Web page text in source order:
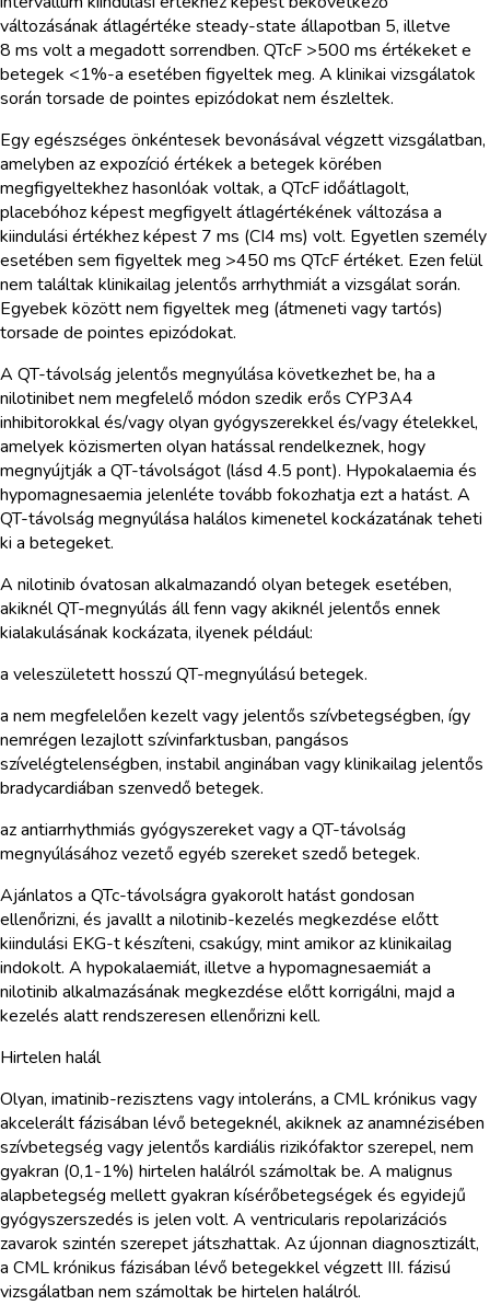
változásának átlagértéke steady-state állapotban 5, illetve
8 ms volt a megadott sorrendben. QTcF >500 ms értékeket e
betegek <1%-a esetében figyeltek meg. A klinikai vizsgálatok
során torsade de pointes epizódokat nem észleltek.
Egy egészséges önkéntesek bevonásával végzett vizsgálatban,
amelyben az expozíció értékek a betegek körében
megfigyeltekhez hasonlóak voltak, a QTcF időátlagolt,
placebóhoz képest megfigyelt átlagértékének változása a
kiindulási értékhez képest 7 ms (CI4 ms) volt. Egyetlen személy
esetében sem figyeltek meg >450 ms QTcF értéket. Ezen felül
nem találtak klinikailag jelentős arrhythmiát a vizsgálat során.
Egyebek között nem figyeltek meg (átmeneti vagy tartós)
torsade de pointes epizódokat.
A QT-távolság jelentős megnyúlása következhet be, ha a
nilotinibet nem megfelelő módon szedik erős CYP3A4
inhibitorokkal és/vagy olyan gyógyszerekkel és/vagy ételekkel,
amelyek közismerten olyan hatással rendelkeznek, hogy
megnyújtják a QT-távolságot (lásd 4.5 pont). Hypokalaemia és
hypomagnesaemia jelenléte tovább fokozhatja ezt a hatást. A
QT-távolság megnyúlása halálos kimenetel kockázatának teheti
ki a betegeket.
A nilotinib óvatosan alkalmazandó olyan betegek esetében,
akiknél QT-megnyúlás áll fenn vagy akiknél jelentős ennek
kialakulásának kockázata, ilyenek például:
a veleszületett hosszú QT-megnyúlású betegek.
a nem megfelelően kezelt vagy jelentős szívbetegségben, így
nemrégen lezajlott szívinfarktusban, pangásos
szívelégtelenségben, instabil anginában vagy klinikailag jelentős
bradycardiában szenvedő betegek.
az antiarrhythmiás gyógyszereket vagy a QT-távolság
megnyúlásához vezető egyéb szereket szedő betegek.
Ajánlatos a QTc-távolságra gyakorolt hatást gondosan
ellenőrizni, és javallt a nilotinib-kezelés megkezdése előtt
kiindulási EKG-t készíteni, csakúgy, mint amikor az klinikailag
indokolt. A hypokalaemiát, illetve a hypomagnesaemiát a
nilotinib alkalmazásának megkezdése előtt korrigálni, majd a
kezelés alatt rendszeresen ellenőrizni kell.
Hirtelen halál
Olyan, imatinib-rezisztens vagy intoleráns, a CML krónikus vagy
akcelerált fázisában lévő betegeknél, akiknek az anamnézisében
szívbetegség vagy jelentős kardiális rizikófaktor szerepel, nem
gyakran (0,1-1%) hirtelen halálról számoltak be. A malignus
alapbetegség mellett gyakran kísérőbetegségek és egyidejű
gyógyszerszedés is jelen volt. A ventricularis repolarizációs
zavarok szintén szerepet játszhattak. Az újonnan diagnosztizált,
a CML krónikus fázisában lévő betegekkel végzett III. fázisú
vizsgálatban nem számoltak be hirtelen halálról.